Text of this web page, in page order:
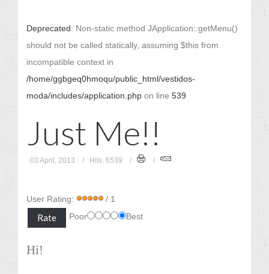
Deprecated: Non-static method JApplication::getMenu()
should not be called statically, assuming $this from
incompatible context in
/home/ggbgeq0hmoqu/public_html/vestidos-
moda/includes/application.php on line 539
Just Me!!
03 April, 2013 Hits: 6539
User Rating:
/ 1
Poor
Best
Hi!